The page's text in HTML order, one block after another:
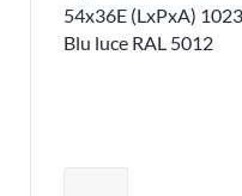
54x36E (LxPxA)
Blu luce RAL 5012